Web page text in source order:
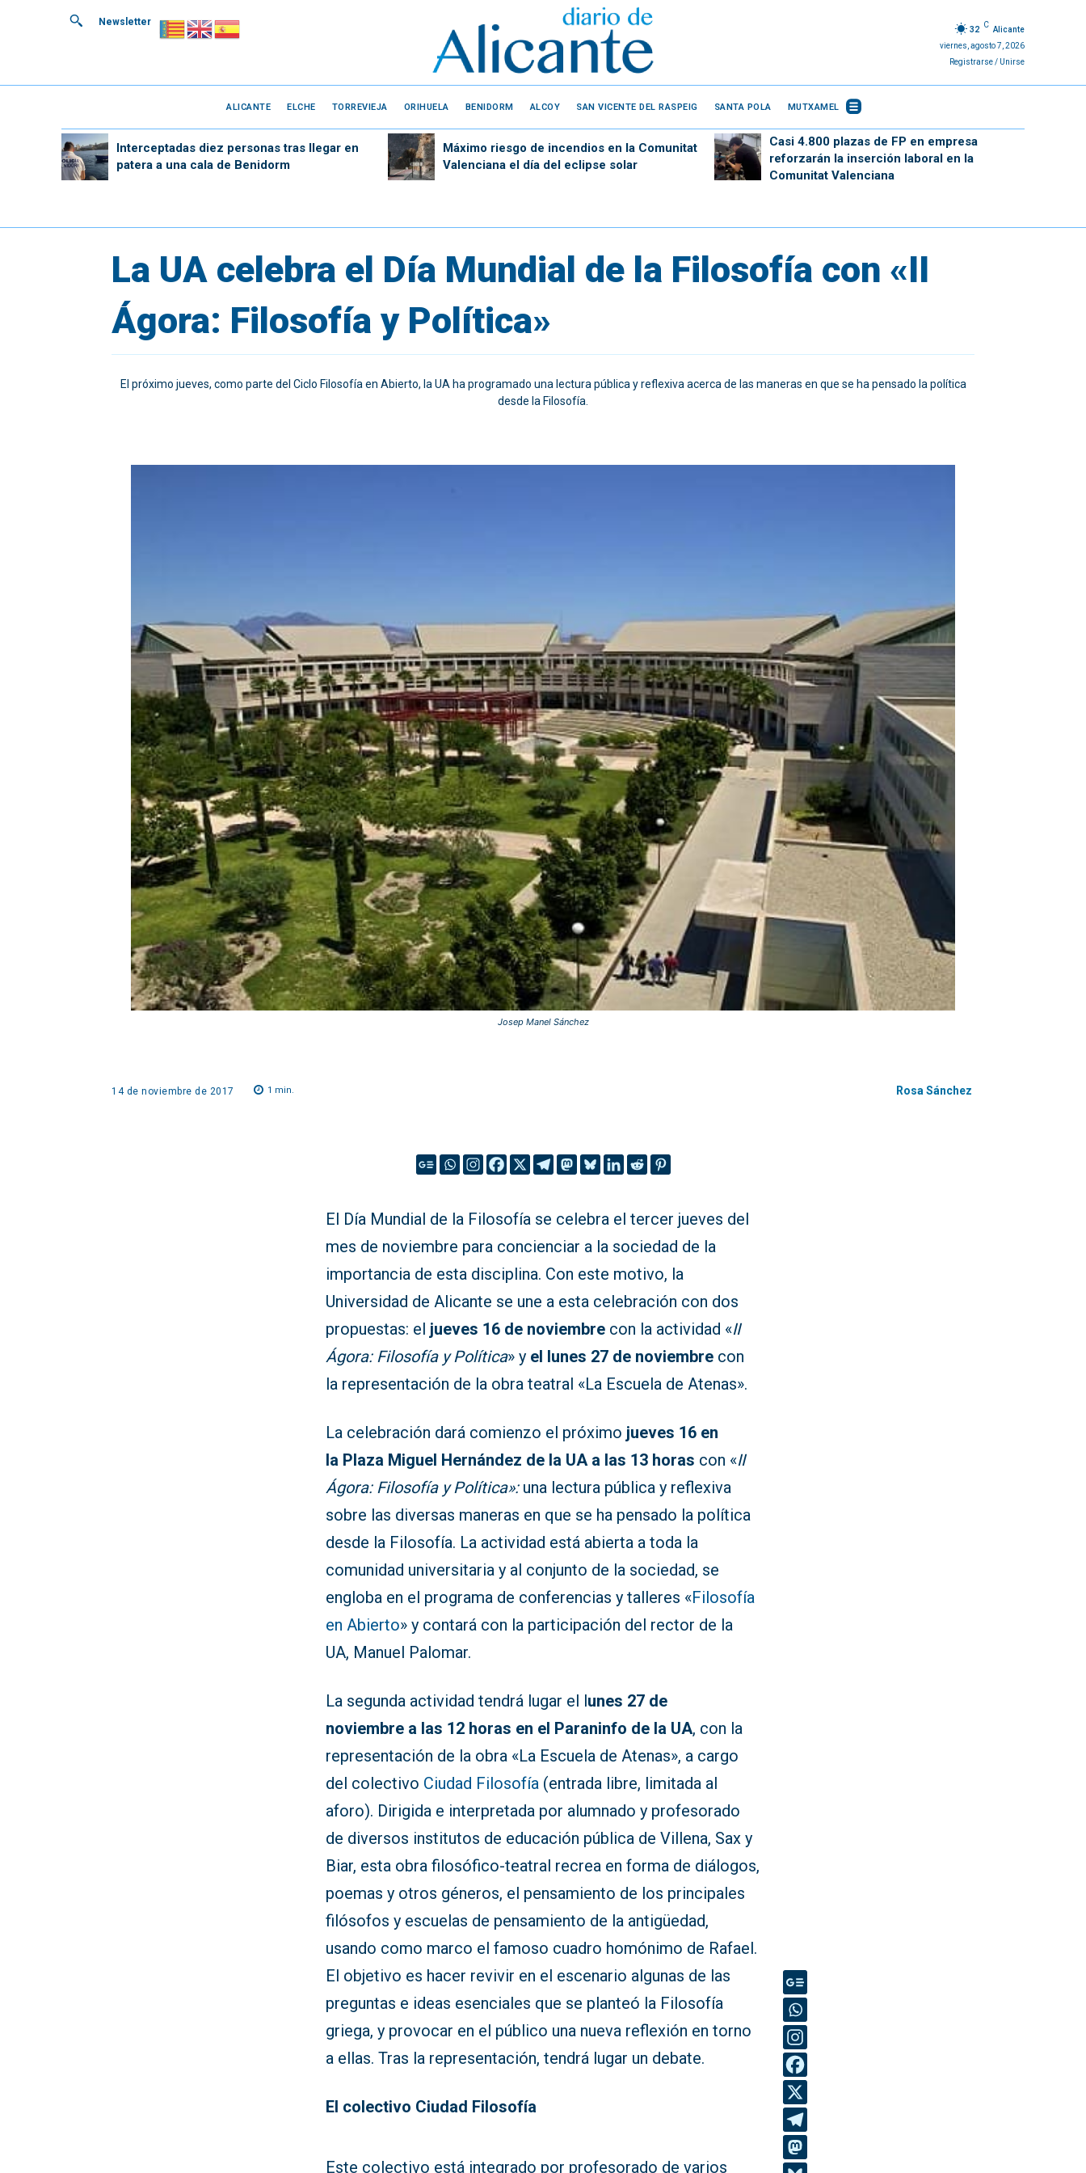
Newsletter
32
C
Alicante
viernes, agosto 7, 2026
Registrarse / Unirse
ALICANTE ELCHE TORREVIEJA ORIHUELA BENIDORM ALCOY SAN VICENTE DEL RASPEIG SANTA POLA MUTXAMEL
Interceptadas diez personas tras llegar en
patera a una cala de Benidorm
Máximo riesgo de incendios en la Comunitat
Valenciana el día del eclipse solar
Casi 4.800 plazas de FP en empresa
reforzarán la inserción laboral en la
Comunitat Valenciana
La UA celebra el Día Mundial de la Filosofía con «II
Ágora: Filosofía y Política»
El próximo jueves, como parte del Ciclo Filosofía en Abierto, la UA ha programado una lectura pública y reflexiva acerca de las maneras en que se ha pensado la política
desde la Filosofía.
Josep Manel Sánchez
14 de noviembre de 2017 1 min. Rosa Sánchez
El Día Mundial de la Filosofía se celebra el tercer jueves del
mes de noviembre para concienciar a la sociedad de la
importancia de esta disciplina. Con este motivo, la
Universidad de Alicante se une a esta celebración con dos
propuestas: el jueves 16 de noviembre con la actividad «II
Ágora: Filosofía y Política» y el lunes 27 de noviembre con
la representación de la obra teatral «La Escuela de Atenas».
La celebración dará comienzo el próximo jueves 16 en
la Plaza Miguel Hernández de la UA a las 13 horas con «II
Ágora: Filosofía y Política»: una lectura pública y reflexiva
sobre las diversas maneras en que se ha pensado la política
desde la Filosofía. La actividad está abierta a toda la
comunidad universitaria y al conjunto de la sociedad, se
engloba en el programa de conferencias y talleres «Filosofía
en Abierto» y contará con la participación del rector de la
UA, Manuel Palomar.
La segunda actividad tendrá lugar el lunes 27 de
noviembre a las 12 horas en el Paraninfo de la UA, con la
representación de la obra «La Escuela de Atenas», a cargo
del colectivo Ciudad Filosofía (entrada libre, limitada al
aforo). Dirigida e interpretada por alumnado y profesorado
de diversos institutos de educación pública de Villena, Sax y
Biar, esta obra filosófico-teatral recrea en forma de diálogos,
poemas y otros géneros, el pensamiento de los principales
filósofos y escuelas de pensamiento de la antigüedad,
usando como marco el famoso cuadro homónimo de Rafael.
El objetivo es hacer revivir en el escenario algunas de las
preguntas e ideas esenciales que se planteó la Filosofía
griega, y provocar en el público una nueva reflexión en torno
a ellas. Tras la representación, tendrá lugar un debate.
El colectivo Ciudad Filosofía
Este colectivo está integrado por profesorado de varios